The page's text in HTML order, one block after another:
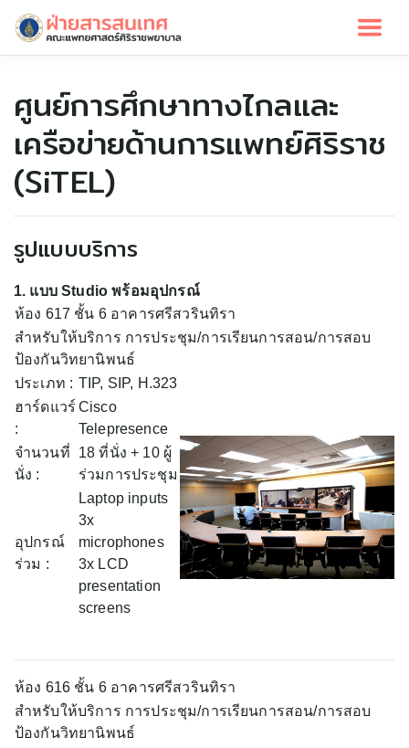
ศูนย์การศึกษาทางไกลและ
เครือข่ายด้านการแพทย์ศิริราช
(SiTEL)
รูปแบบบริการ
1. แบบ Studio พร้อมอุปกรณ์
ห้อง 617 ชั้น 6 อาคารศรีสวรินทิรา
สำหรับให้บริการ การประชุม/การเรียนการสอน/การสอบ
ป้องกันวิทยานิพนธ์
ประเภท : TIP, SIP, H.323
ฮาร์ดแวร์
:
Cisco
Telepresence
จำนวนที่
นั่ง :
18 ที่นั่ง + 10 ผู้
ร่วมการประชุม
อุปกรณ์
ร่วม :
Laptop inputs
3x
microphones
3x LCD
presentation
screens
ห้อง 616 ชั้น 6 อาคารศรีสวรินทิรา
สำหรับให้บริการ การประชุม/การเรียนการสอน/การสอบ
ป้องกันวิทยานิพนธ์